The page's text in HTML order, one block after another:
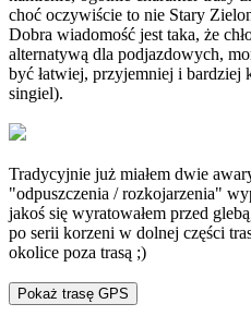
choć oczywiście to nie Stary
Dobra wiadomość jest taka, że
alternatywą dla podjazdowych,
być łatwiej, przyjemniej i bardziej
singiel).
Tradycyjnie już miałem dwie
"odpuszczenia / rozkojarzenia"
jakoś się wyratowałem przed
po serii korzeni w dolnej części
okolice poza trasą ;)
Pokaż trasę GPS